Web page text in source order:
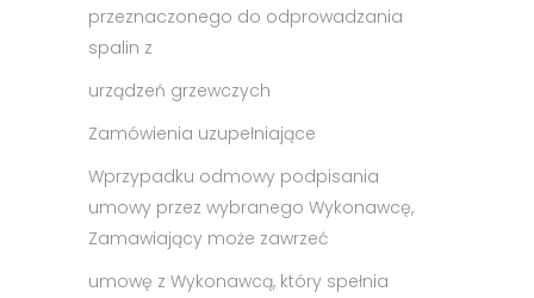
przeznaczonego do odprowadzania
spalin z
urządzeń grzewczych
Zamówienia uzupełniające
Wprzypadku odmowy podpisania
umowy przez wybranego Wykonawcę,
Zamawiający może zawrzeć
umowę z Wykonawcą, który spełnia